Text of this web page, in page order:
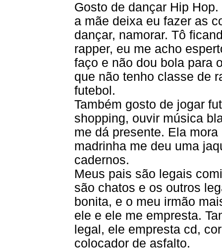
Gosto de dançar Hip
a mãe deixa eu fazer as
dançar, namorar. Tô
rapper, eu me acho
faço e não dou bola para
que não tenho classe de
futebol.
Também gosto de jogar
shopping, ouvir música
me dá presente. Ela
madrinha me deu uma
cadernos.
Meus pais são legais
são chatos e os outros
bonita, e o meu irmão
ele e ele me empresta.
legal, ele empresta cd,
colocador de asfalto.